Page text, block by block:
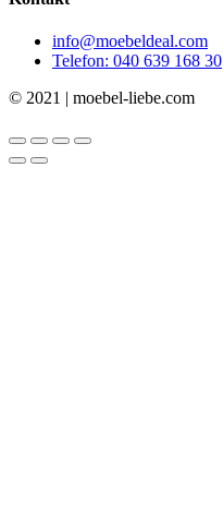
info@moebeldeal.com
Telefon: 040 639 168 30
© 2021 | moebel-liebe.com